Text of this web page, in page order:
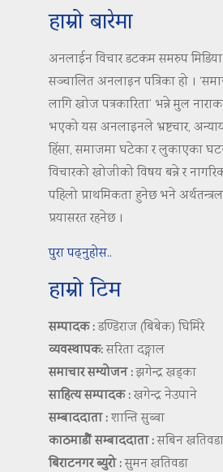
हाम्रो बारेमा
अनलाईन विचार डटकम समरुप मिडिया
सञ्चालित अनलाइन पत्रिका हो ।
लागि खोज पत्रकारिता’ भन्ने मुल
भएको यस अनलाइनले भ्रष्टचार,
हिंसा, समाजमा घटेका र लुकाएका
विचारको खोजीको विषय बन्ने र
पहिलो प्राथमिकता हुनेछ भने
प्रयासरत रहनेछ ।
पुरा पढ्नुहोस..
हाम्रो टिम
सम्पादक :डण्डिराज (बिबेक) घिमिरे
व्यवस्थापक:सरिता दङ्गाल
समाचार सम्योजन :झगेन्द्र खड्का
साहित्य सम्पादक :खगेन्द्र नेउपाने
सम्बाददाता :शान्ति सुब्बा
काठमाडौं सम्बाददाता :सबिन खतिवडा
बिराटनगर ब्युरो :सुमन खतिवडा